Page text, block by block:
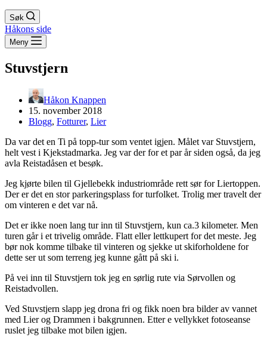
Søk
Håkons side
Meny
Stuvstjern
Håkon Knappen
15. november 2018
Blogg, Fotturer, Lier
Da var det en Ti på topp-tur som ventet igjen. Målet var Stuvstjern,
helt vest i Kjekstadmarka. Jeg var der for et par år siden også, da jeg
avla Reistadåsen et besøk.
Jeg kjørte bilen til Gjellebekk industriområde rett sør for Liertoppen.
Der er det en stor parkeringsplass for turfolket. Trolig mer travelt der
om vinteren e det var nå.
Det er ikke noen lang tur inn til Stuvstjern, kun ca.3 kilometer. Men
turen går i et trivelig område. Flatt eller lettkupert for det meste. Jeg
bør nok komme tilbake til vinteren og sjekke ut skiforholdene for
dette ser ut som terreng jeg kunne gått på ski i.
På vei inn til Stuvstjern tok jeg en sørlig rute via Sørvollen og
Reistadvollen.
Ved Stuvstjern slapp jeg drona fri og fikk noen bra bilder av vannet
med Lier og Drammen i bakgrunnen. Etter e vellykket fotoseanse
ruslet jeg tilbake mot bilen igjen.